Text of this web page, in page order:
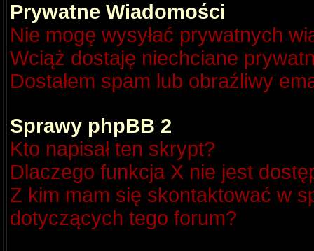
Prywatne Wiadomości
Nie mogę wysyłać prywatnych
Wciąż dostaję niechciane
Dostałem spam lub obraźliwy
Sprawy phpBB 2
Kto napisał ten skrypt?
Dlaczego funkcja X nie jest
Z kim mam się skontaktować w
dotyczących tego forum?